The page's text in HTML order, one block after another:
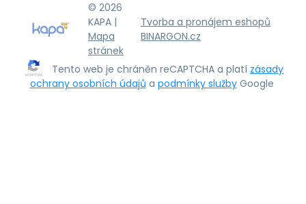
© 2026
KAPA |
Mapa
stránek
Tvorba a pronájem eshopů
BINARGON.cz
Tento web je chráněn reCAPTCHA a platí zásady
ochrany osobních údajů a podmínky služby Google